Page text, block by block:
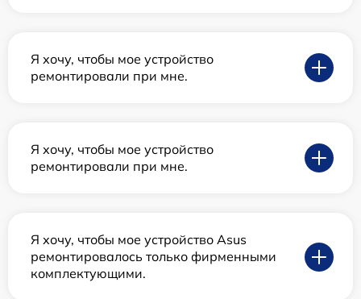
Я хочу, чтобы мое устройство
ремонтировали при мне.
Я хочу, чтобы мое устройство
ремонтировали при мне.
Я хочу, чтобы мое устройство Asus
ремонтировалось только фирменными
комплектующими.